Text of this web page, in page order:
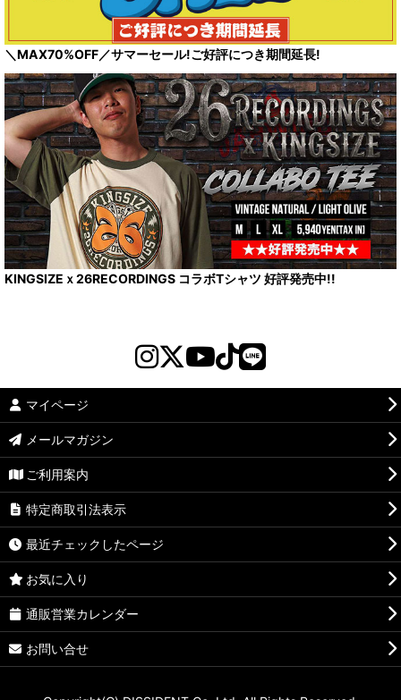
＼MAX70%OFF／サマーセール!ご好評につき期間延長!
KINGSIZEｘ26RECORDINGS コラボTシャツ 好評発売中!!
マイページ
メールマガジン
ご利用案内
特定商取引法表示
最近チェックしたページ
お気に入り
通販営業カレンダー
お問い合せ